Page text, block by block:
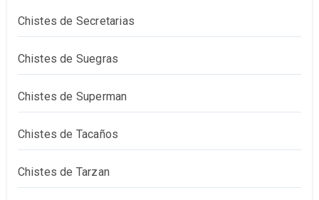
Chistes de Secretarias
Chistes de Suegras
Chistes de Superman
Chistes de Tacaños
Chistes de Tarzan